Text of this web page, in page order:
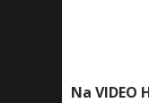
Na VIDEO